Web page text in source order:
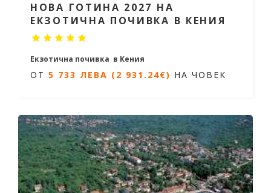
НОВА ГОТИНА 2027 НА
ЕКЗОТИЧНА ПОЧИВКА В КЕНИЯ
Екзотична почивка в Кения
10 дни, /7 нощувки
ОТ5 733 ЛЕВА (2 931.24€)НА
ЧОВЕК
ОТ 5 733 ЛЕВА (2 931.24€) НА ЧОВЕК